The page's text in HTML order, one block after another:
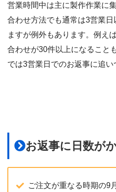
営業時間中は主に製作作業に
合わせ方法でも通常は3営業
ますが例外もあります。例え
合わせが30件以上になること
では3営業日でのお返事に追い
お返事に日数が
ご注文が重なる時期の9